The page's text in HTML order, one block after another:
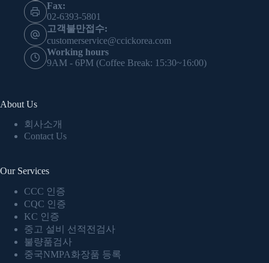
Fax:
02-6393-5801
고객불만접수:
customerservice@ccickorea.com
Working hours
9AM - 6PM (Coffee Break: 15:30~16:00)
About Us
회사소개
Contact Us
Our Services
CCC 인증
CQC 인증
KC 인증
중고 설비 선적전검사
불량품검사
중국NMPA화장품 등록